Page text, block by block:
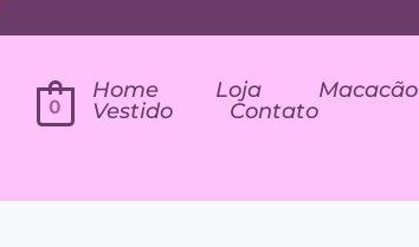
0
Home Loja Macacão
Vestido
Contato